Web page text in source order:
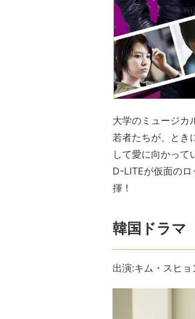
大学のミュージカ
若者たちが、とき
して愛に向かって
D-LITEが仮面の
揮！
韓国ドラマ
出 演 :キム・スヒ